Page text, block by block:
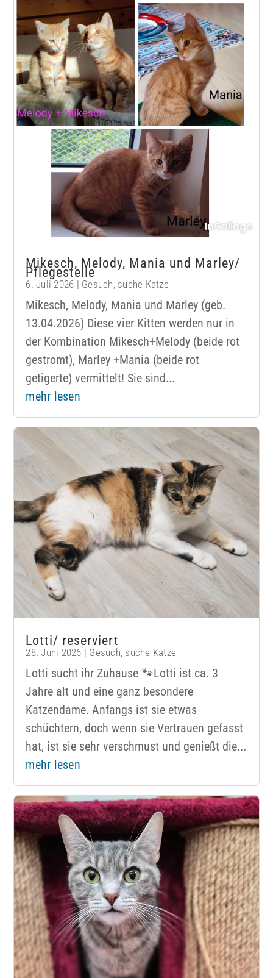
Mikesch, Melody, Mania und Marley/
Pflegestelle
6. Juli 2026 | Gesuch, suche Katze
Mikesch, Melody, Mania und Marley (geb.
13.04.2026) Diese vier Kitten werden nur in
der Kombination Mikesch+Melody (beide rot
gestromt), Marley +Mania (beide rot
getigerte) vermittelt! Sie sind...
mehr lesen
Lotti/ reserviert
28. Juni 2026 | Gesuch, suche Katze
Lotti sucht ihr Zuhause 🐾Lotti ist ca. 3
Jahre alt und eine ganz besondere
Katzendame. Anfangs ist sie etwas
schüchtern, doch wenn sie Vertrauen gefasst
hat, ist sie sehr verschmust und genießt die...
mehr lesen